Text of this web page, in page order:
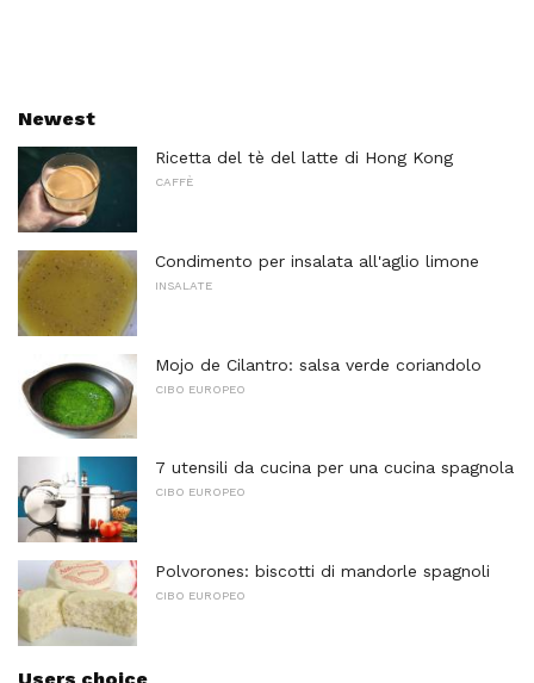
Newest
Ricetta del tè del latte di Hong Kong
CAFFÈ
Condimento per insalata all'aglio limone
INSALATE
Mojo de Cilantro: salsa verde coriandolo
CIBO EUROPEO
7 utensili da cucina per una cucina spagnola
CIBO EUROPEO
Polvorones: biscotti di mandorle spagnoli
CIBO EUROPEO
Users choice